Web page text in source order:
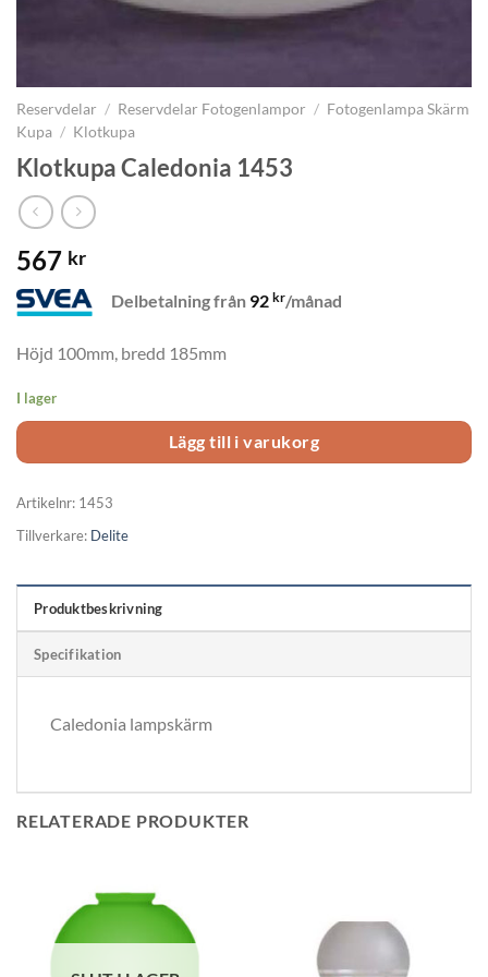
Reservdelar / Reservdelar Fotogenlampor / Fotogenlampa Skärm
Kupa / Klotkupa
Klotkupa Caledonia 1453
567 kr
Delbetalning från 92 kr/månad
Höjd 100mm, bredd 185mm
I lager
Lägg till i varukorg
Artikelnr: 1453
Tillverkare: Delite
Produktbeskrivning
Specifikation
Caledonia lampskärm
RELATERADE PRODUKTER